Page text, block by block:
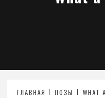
ГЛАВНАЯ ПОЗЫ WHAT